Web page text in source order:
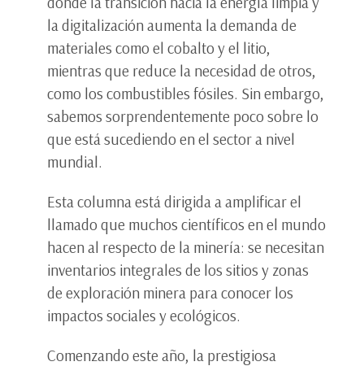
la digitalización aumenta la demanda de
materiales como el cobalto y el litio,
mientras que reduce la necesidad de otros,
como los combustibles fósiles. Sin embargo,
sabemos sorprendentemente poco sobre lo
que está sucediendo en el sector a nivel
mundial.
Esta columna está dirigida a amplificar el
llamado que muchos científicos en el mundo
hacen al respecto de la minería: se necesitan
inventarios integrales de los sitios y zonas
de exploración minera para conocer los
impactos sociales y ecológicos.
Comenzando este año, la prestigiosa